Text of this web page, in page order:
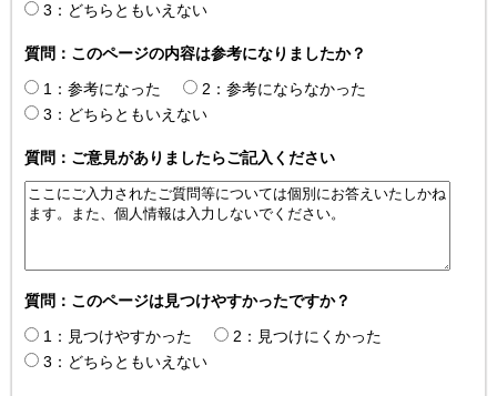
3：どちらともいえない
質問：このページの内容は参考になりましたか？
1：参考になった
2：参考にならなかった
3：どちらともいえない
質問：ご意見がありましたらご記入ください
質問：このページは見つけやすかったですか？
1：見つけやすかった
2：見つけにくかった
3：どちらともいえない